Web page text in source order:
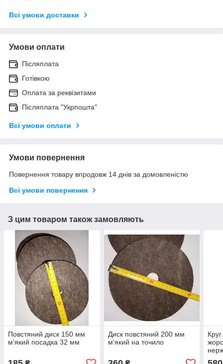
Всі умови доставки
Умови оплати
Післяплата
Готівкою
Оплата за реквізитами
Післяплата "Укрпошта"
Всі умови оплати
Умови повернення
Повернення товару впродовж 14 днів за домовленістю
Всі умови повернення
З цим товаром також замовляють
Повстяний диск 150 мм
м'який посадка 32 мм
Диск повстяний 200 мм
м'який на точило